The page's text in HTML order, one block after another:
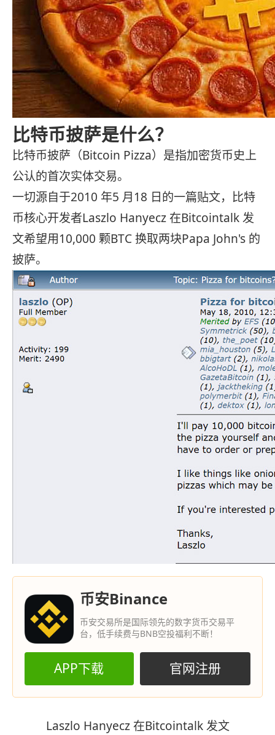
比特币披萨是什么？
比特币披萨（Bitcoin Pizza）是指加密货币史上
公认的首次实体交易。
一切源自于2010 年5 月18 日的一篇贴文，比特
币核心开发者Laszlo Hanyecz 在Bitcointalk 发
文希望用10,000 颗BTC 换取两块Papa John's 的
披萨。
币安Binance
币安交易所是国际领先的数字货币交易平
台，低手续费与BNB空投福利不断！
APP下载 官网注册
Laszlo Hanyecz 在Bitcointalk 发文